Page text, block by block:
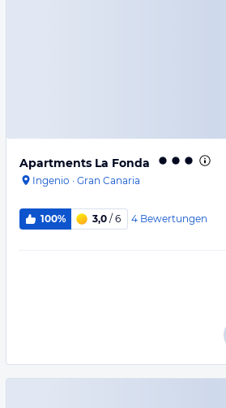
Apartments La Fonda
Ingenio · Gran Canaria
100% 3,0 / 6 4 Bewertungen